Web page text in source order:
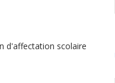
d'affectation scolaire